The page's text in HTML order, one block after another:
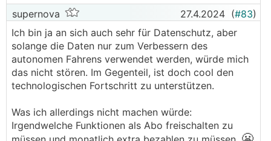
supernova 27.4.2024 (#83)
Ich bin ja an sich auch sehr für Datenschutz, aber
solange die Daten nur zum Verbessern des
autonomen Fahrens verwendet werden, würde mich
das nicht stören. Im Gegenteil, ist doch cool den
technologischen Fortschritt zu unterstützen.
Was ich allerdings nicht machen würde:
Irgendwelche Funktionen als Abo freischalten zu